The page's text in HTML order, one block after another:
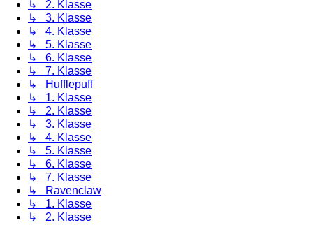
↳ 2. Klasse
↳ 3. Klasse
↳ 4. Klasse
↳ 5. Klasse
↳ 6. Klasse
↳ 7. Klasse
↳ Hufflepuff
↳ 1. Klasse
↳ 2. Klasse
↳ 3. Klasse
↳ 4. Klasse
↳ 5. Klasse
↳ 6. Klasse
↳ 7. Klasse
↳ Ravenclaw
↳ 1. Klasse
↳ 2. Klasse